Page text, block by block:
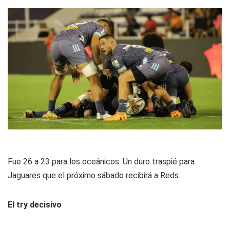
Fue 26 a 23 para los oceánicos. Un duro traspié para
Jaguares que el próximo sábado recibirá a Reds.
El try decisivo